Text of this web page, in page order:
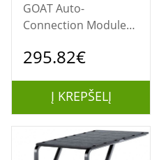
GOAT Auto-
Connection Module
GOAT G1 ​​Robotic
295.82€
Į KREPŠELĮ